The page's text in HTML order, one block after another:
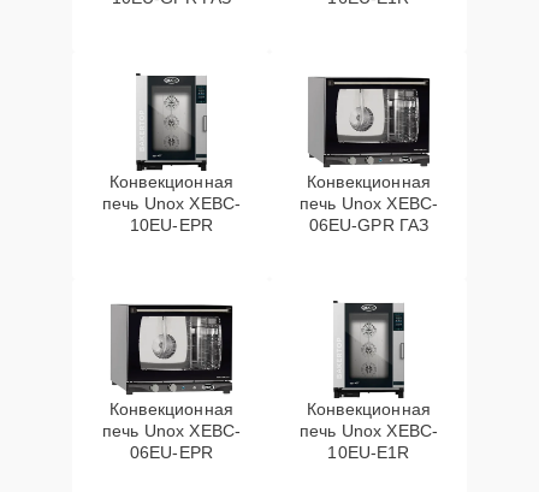
Конвекционная
печь Unox XEBC-
10EU-EPR
Конвекционная
печь Unox XEBC-
06EU-GPR ГАЗ
Конвекционная
печь Unox XEBC-
06EU-EPR
Конвекционная
печь Unox XEBC-
10EU-E1R